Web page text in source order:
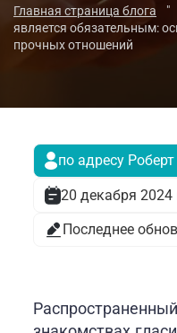
Главная страница блога "
является обязательным:
прочных отношений
по адресу
20 декабря 2024
Последнее